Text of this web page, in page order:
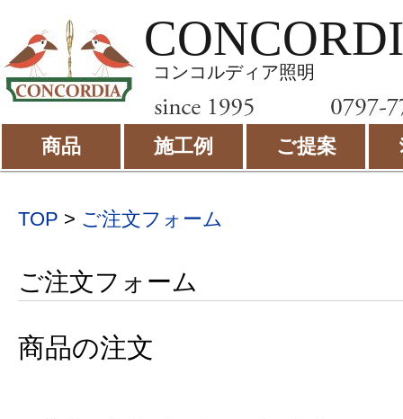
コンコルディア照明
商品 施工例 ご提案
TOP > ご注文フォーム
ご注文フォーム
商品の注文